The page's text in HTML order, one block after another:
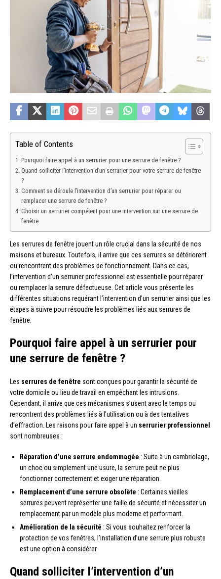
Table of Contents
Pourquoi faire appel à un serrurier pour une serrure de fenêtre ?
Quand solliciter l’intervention d’un serrurier pour votre serrure de fenêtre
?
Comment se déroule l’intervention d’un serrurier pour réparer ou
remplacer une serrure de fenêtre ?
Choisir un serrurier compétent pour une intervention sur une serrure de
fenêtre
Les serrures de fenêtre jouent un rôle crucial dans la sécurité de nos
maisons et bureaux. Toutefois, il arrive que ces serrures se détériorent
ou rencontrent des problèmes de fonctionnement. Dans ce cas,
l’intervention d’un serrurier professionnel est essentielle pour réparer
ou remplacer la serrure défectueuse. Cet article vous présente les
différentes situations requérant l’intervention d’un serrurier ainsi que les
étapes à suivre pour résoudre les problèmes liés aux serrures de
fenêtre.
Pourquoi faire appel à un serrurier pour
une serrure de fenêtre ?
Les serrures de fenêtre sont conçues pour garantir la sécurité de
votre domicile ou lieu de travail en empêchant les intrusions.
Cependant, il arrive que ces mécanismes s’usent avec le temps ou
rencontrent des problèmes liés à l’utilisation ou à des tentatives
d’effraction. Les raisons pour faire appel à un serrurier professionnel
sont nombreuses :
Réparation d’une serrure endommagée : Suite à un cambriolage,
un choc ou simplement une usure, la serrure peut ne plus
fonctionner correctement et exiger une réparation.
Remplacement d’une serrure obsolète : Certaines vieilles
serrures peuvent représenter une faille de sécurité et nécessiter un
remplacement par un modèle plus moderne et performant.
Amélioration de la sécurité : Si vous souhaitez renforcer la
protection de vos fenêtres, l’installation d’une serrure plus robuste
est une option à considérer.
Quand solliciter l’intervention d’un